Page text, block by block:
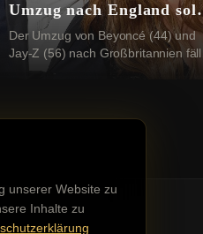
unserer Website zu
Inhalte zu
Umzug nach England soll
geplatzt sein
Der Umzug von Beyoncé (44) und
Jay-Z (56) nach Großbritannien fällt
angeblich aus. Der Grund: Das